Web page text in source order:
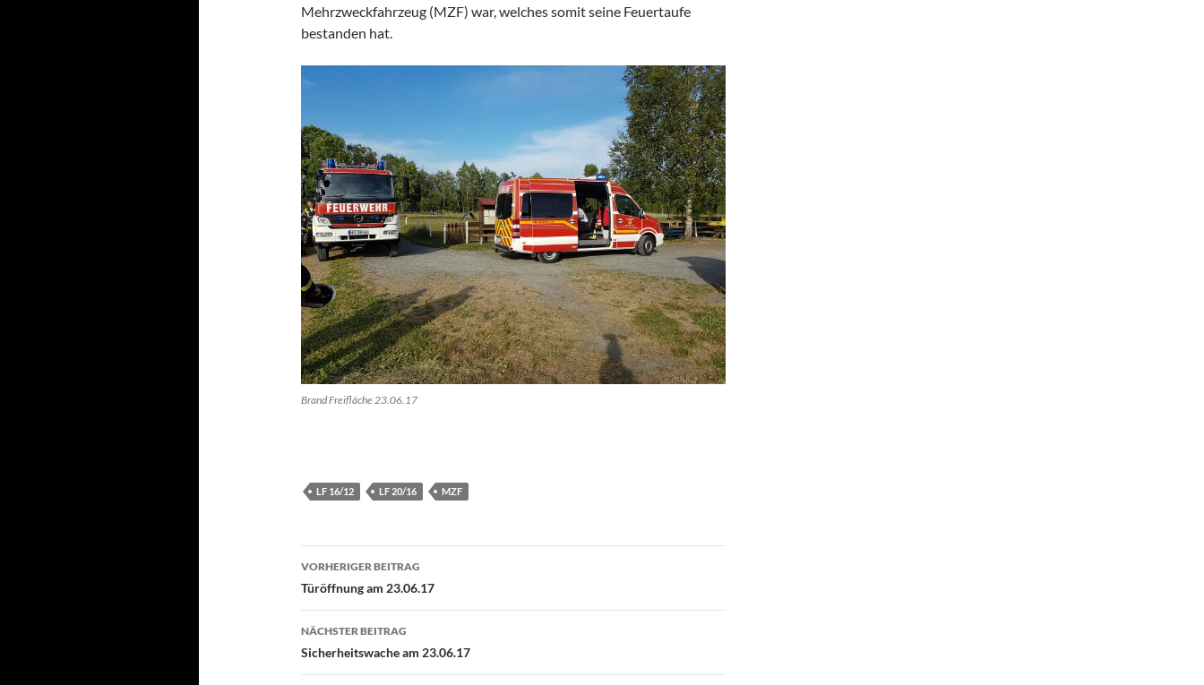
Mehrzweckfahrzeug (MZF) war, welches somit seine Feuertaufe
bestanden hat.
Brand Freifläche 23.06.17
LF 16/12 LF 20/16 MZF
Beitragsnavigation
VORHERIGER BEITRAG
Türöffnung am 23.06.17
NÄCHSTER BEITRAG
Sicherheitswache am 23.06.17